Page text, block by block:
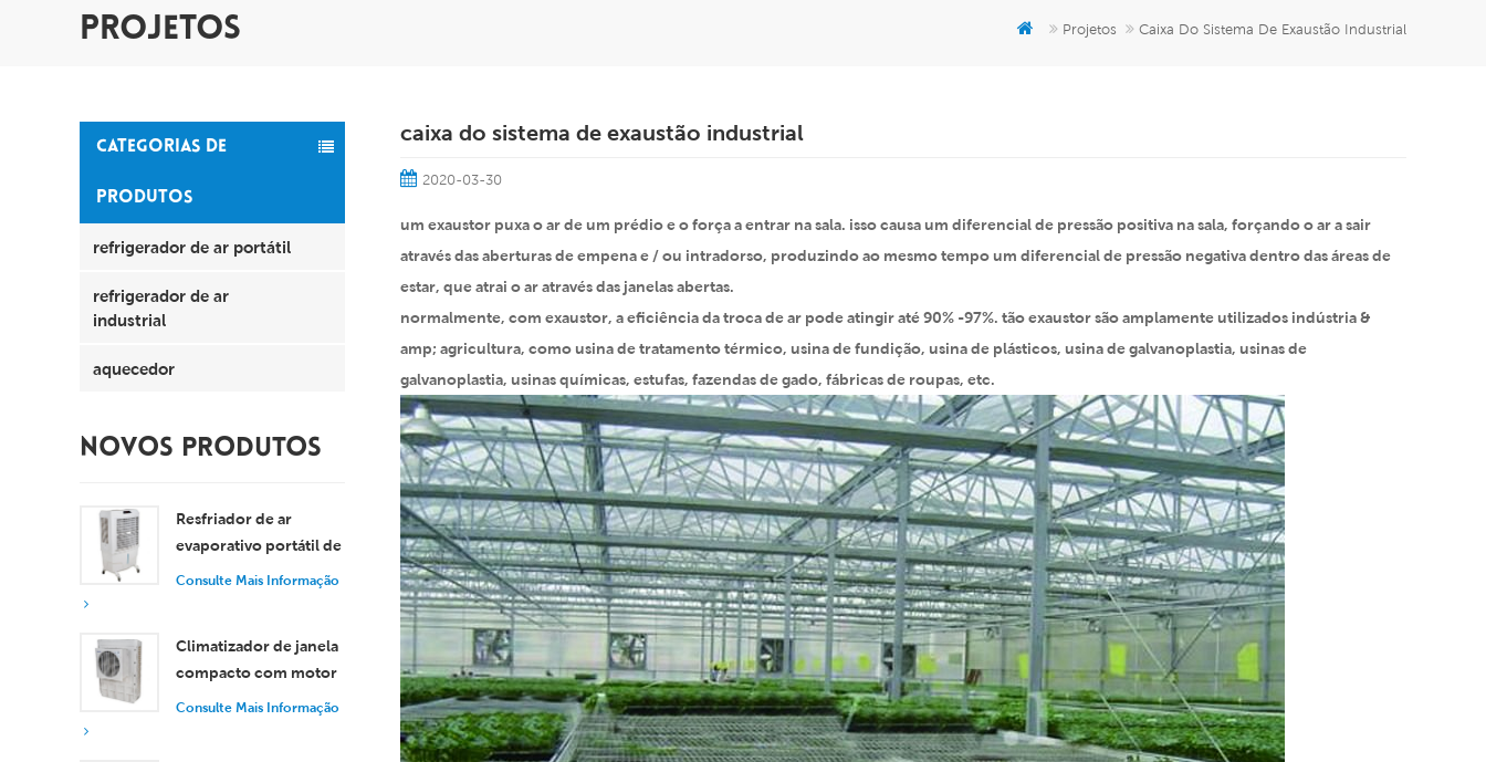
PROJETOS Projetos Caixa Do Sistema De Exaustão Industrial
caixa do sistema de exaustão industrial
2020-03-30
um exaustor puxa o ar de um prédio e o força a entrar na sala. isso causa um diferencial de pressão positiva na sala, forçando o ar a sair
através das aberturas de empena e / ou intradorso, produzindo ao mesmo tempo um diferencial de pressão negativa dentro das áreas de
estar, que atrai o ar através das janelas abertas.
normalmente, com exaustor, a eficiência da troca de ar pode atingir até 90% -97%. tão exaustor são amplamente utilizados indústria &
amp; agricultura, como usina de tratamento térmico, usina de fundição, usina de plásticos, usina de galvanoplastia, usinas de
galvanoplastia, usinas químicas, estufas, fazendas de gado, fábricas de roupas, etc.
CATEGORIAS DE
PRODUTOS
refrigerador de ar portátil
refrigerador de ar
industrial
aquecedor
NOVOS PRODUTOS
Resfriador de ar
evaporativo portátil de
8000 m³/h com
Consulte Mais Informação
Climatizador de janela
compacto com motor
axial, resfriamento
Consulte Mais Informação